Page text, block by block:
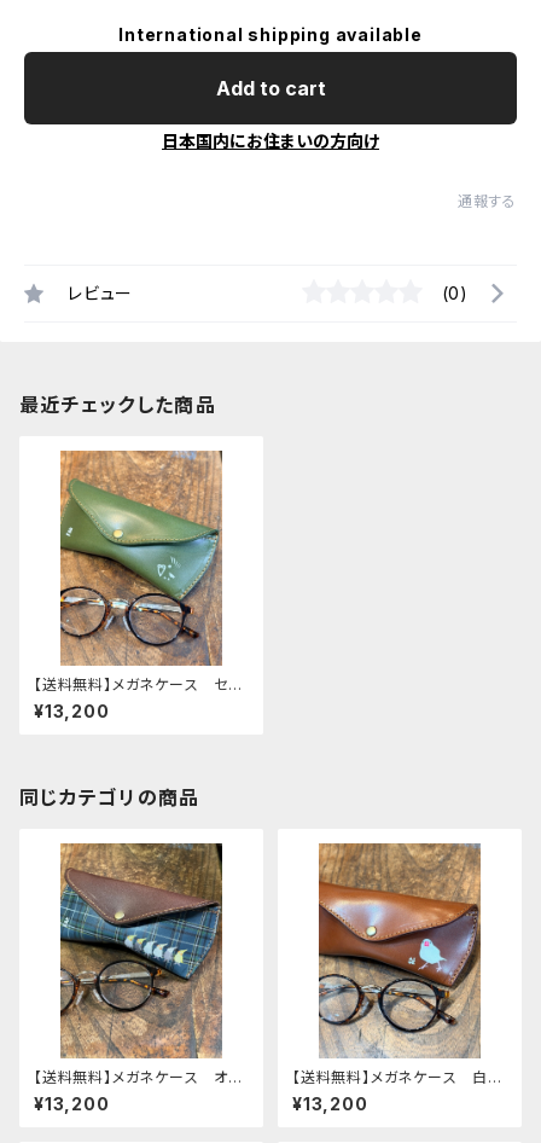
International shipping available
Add to cart
日本国内にお住まいの方向け
通報する
レビュー (0)
最近チェックした商品
【送料無料】メガネケース セキ
セイインコ モノトーン Gree
n グリーン せきせいいん
¥13,200
同じカテゴリの商品
【送料無料】メガネケース オカ
メインコ ぽわん シリーズ
ネイビー タータンチェック 栃
¥13,200
【送料無料】メガネケース 白文
鳥 Brown ブラウン 文鳥
ぶんちょう 栃木レザー
¥13,200